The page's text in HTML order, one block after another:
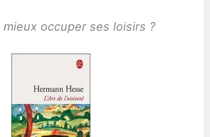
occuper ses loisirs ?